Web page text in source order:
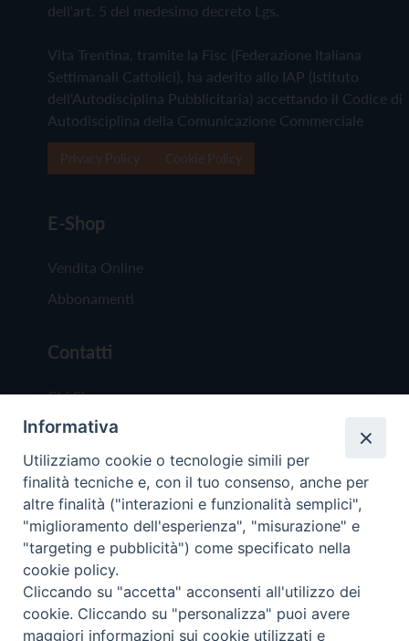
dell'art. 5 del medesimo decreto Lgs.
Vita Trentina, tramite la Fisc (Federazione Italiana
Settimanali Cattolici), ha aderito allo IAP (Istituto
dell'Autodisciplina Pubblicitaria) accettando il Codice di
Autodisciplina della Comunicazione Commerciale
E-Shop
Vendita Online
Abbonamenti
Contatti
Chi Siamo
Redazione
Scrivici
Copyright © 2019 - Tutti i diritti riservati - Vita
Trentina Editrice
Informativa
Utilizziamo cookie o tecnologie simili per
finalità tecniche e, con il tuo consenso, anche per
altre finalità ("interazioni e funzionalità semplici",
"miglioramento dell'esperienza", "misurazione" e
"targeting e pubblicità") come specificato nella
cookie policy.
Cliccando su "accetta" acconsenti all'utilizzo dei
cookie. Cliccando su "personalizza" puoi avere
maggiori informazioni sui cookie utilizzati e